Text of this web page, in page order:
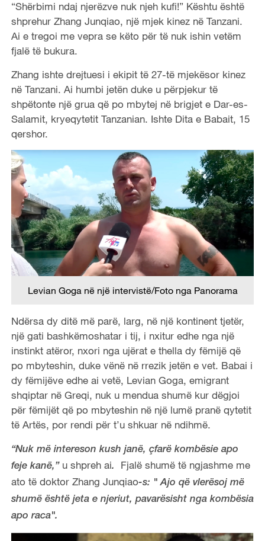
“Shërbimi ndaj njerëzve nuk njeh kufi!” Kështu është
shprehur Zhang Junqiao, një mjek kinez në Tanzani.
Ai e tregoi me vepra se këto për të nuk ishin vetëm
fjalë të bukura.
Zhang ishte drejtuesi i ekipit të 27-të mjekësor kinez
në Tanzani. Ai humbi jetën duke u përpjekur të
shpëtonte një grua që po mbytej në brigjet e Dar-es-
Salamit, kryeqytetit Tanzanian. Ishte Dita e Babait, 15
qershor.
Levian Goga në një intervistë/Foto nga Panorama
Ndërsa dy ditë më parë, larg, në një kontinent tjetër,
një gati bashkëmoshatar i tij, i nxitur edhe nga një
instinkt atëror, nxori nga ujërat e thella dy fëmijë që
po mbyteshin, duke vënë në rrezik jetën e vet. Babai i
dy fëmijëve edhe ai vetë, Levian Goga, emigrant
shqiptar në Greqi, nuk u mendua shumë kur dëgjoi
për fëmijët që po mbyteshin në një lumë pranë qytetit
të Artës, por rendi për t’u shkuar në ndihmë.
“Nuk më intereson kush janë, çfarë kombësie apo
feje kanë,”u shpreh ai. Fjalë shumë të ngjashme me
ato të doktor Zhang Junqiao-s: " Ajo që vlerësoj më
shumë është jeta e njeriut, pavarësisht nga kombësia
apo raca".